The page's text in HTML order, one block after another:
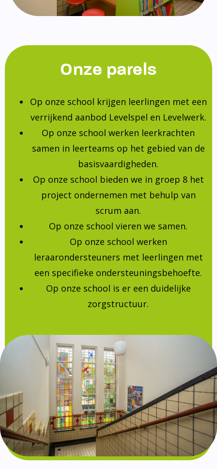
Onze parels
Op onze school krijgen leerlingen met een
verrijkend aanbod Levelspel en Levelwerk.
Op onze school werken leerkrachten
samen in leerteams op het gebied van de
basisvaardigheden.
Op onze school bieden we in groep 8 het
project ondernemen met behulp van
scrum aan.
Op onze school vieren we samen.
Op onze school werken
leraarondersteuners met leerlingen met
een specifieke ondersteuningsbehoefte.
Op onze school is er een duidelijke
zorgstructuur.